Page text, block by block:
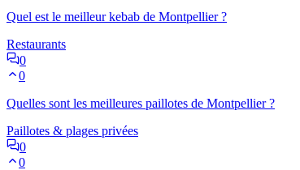
Quel est le meilleur kebab de Montpellier ?
Restaurants
0
0
Quelles sont les meilleures paillotes de Montpellier ?
Paillotes & plages privées
0
0